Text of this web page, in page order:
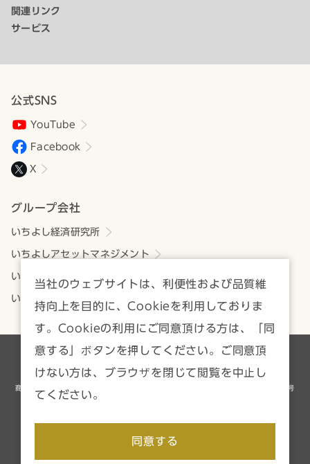
関連リンク
サービス
公式SNS
YouTube
Facebook
X
グループ会社
いちよし経済研究所
いちよしアセットマネジメント
いちよしビジネスサービス
いちよしIFA
各種方針・注意事項一覧 サイトマップ
商号等／いちよし証券株式会社 金融商品取引業者 関東財務局長（金商）第24号
加入協会／日本証券業協会、一般社団法人資産運用業協会
当社のウェブサイトは、利便性および品質維
持向上を目的に、Cookieを利用しておりま
す。Cookieの利用にご同意頂ける方は、「同
意する」ボタンを押してください。ご同意頂
けない方は、ブラウザを閉じて閲覧を中止し
てください。
同意する